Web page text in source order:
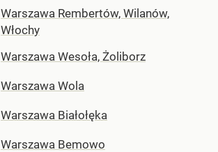
Warszawa Rembertów, Wilanów,
Włochy
Warszawa Wesoła, Żoliborz
Warszawa Wola
Warszawa Białołęka
Warszawa Bemowo